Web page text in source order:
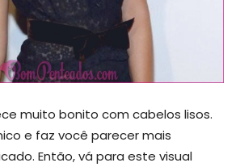
muito bonito com cabelos lisos.
e faz você parecer mais
Então, vá para este visual